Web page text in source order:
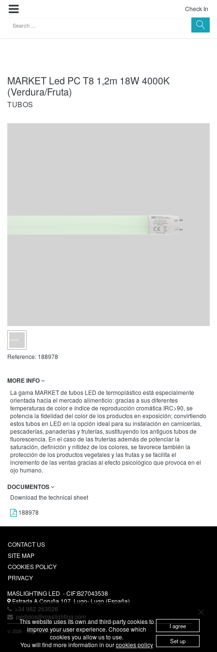
Check In
MARKET Led PC T8 1,2m 18W 4000K
(Verdura/Fruta)
TUBOS
Reference: 188978
MORE INFO
La gama MARKET de tubos LED de termoplástico está especialmente
orientada hacia el mercado alimenticio: gracias a sus diferentes
temperaturas de color e índice de reproducción cromática IRC>90, se
potencia la fidelidad del color de los productos en exposición; convirtiendo
estos tubos en LED en la opción ideal para su instalación en carnicerías,
pescaderías, panaderías y fruterías, sustituyendo los antiguos tubos de
fluorescencia. En el caso de las fruterías además de potenciar la
saturación, definición y nitidez de los colores, se favorece también la
protección de los productos vegetales y las frutas y se facilita el
incremento de las ventas gracias al efecto psicológico que provoca en el
ojo humano.
DOCUMENTOS
Download the technical sheet
188978
CONTACT US
SITE MAP
COOKIES POLICY
PRIVACY
MASLIGHTING LED - CIF:B27043538
Estrada A Coruña 107 Lugo- Lugo (España)
+34 982 263026
pedidos@maslighting.com
© 2026 - Sage Spain ™ (v.20.27)
This website uses its own and third-party cookies to
improve your user experience. Choose which
cookies you allow us to use.
You will find more information in ourcookies policy
I agree
Set up